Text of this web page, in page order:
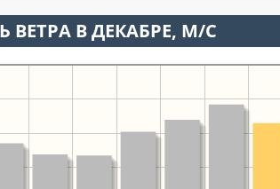
ВЕТРА В ДЕКАБРЕ, М/С